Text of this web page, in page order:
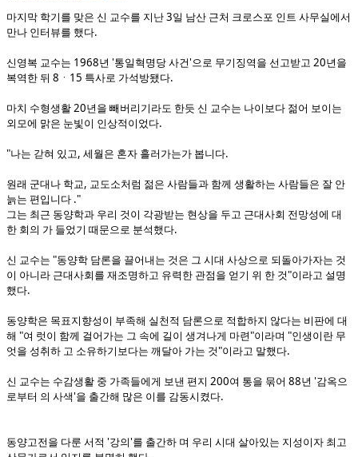
마지막 학기를 맞은 신 교수를 지난 3일 남산 근처 크로스포 인트 사무실에서
만나 인터뷰를 했다.
신영복 교수는 1968년 '통일혁명당 사건'으로 무기징역을 선고받고 20년을
복역한 뒤 8ㆍ15 특사로 가석방됐다.
마치 수형생활 20년을 빼버리기라도 한듯 신 교수는 나이보다 젊어 보이는
외모에 맑은 눈빛이 인상적이었다.
"나는 갇혀 있고, 세월은 혼자 흘러가는가 봅니다.
원래 군대나 학교, 교도소처럼 젊은 사람들과 함께 생활하는 사람들은 잘 안
늙는 편입니다 ."
그는 최근 동양학과 우리 것이 각광받는 현상을 두고 근대사회 전망성에 대
한 회의 가 들었기 때문으로 분석했다.
신 교수는 "동양학 담론을 끌어내는 것은 그 시대 사상으로 되돌아가자는 것
이 아니라 근대사회를 재조명하고 유력한 관점을 얻기 위 한 것"이라고 설명
했다.
동양학은 목표지향성이 부족해 실천적 담론으로 적합하지 않다는 비판에 대
해 "여 럿이 함께 걸어가는 그 속에 길이 생겨나게 마련"이라며 "인생이란 무
엇을 성취하 고 소유하기보다는 깨달아 가는 것"이라고 말했다.
신 교수는 수감생활 중 가족들에게 보낸 편지 200여 통을 묶어 88년 '감옥으
로부터 의 사색'을 출간해 많은 이를 감동시켰다.
동양고전을 다룬 서적 '강의'를 출간하 며 우리 시대 살아있는 지성이자 최고